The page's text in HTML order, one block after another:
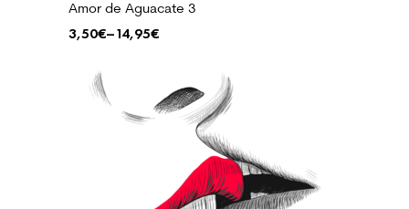
Amor de Aguacate 3
3,50€–14,95€